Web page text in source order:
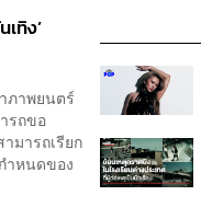
ทิง’
ภาพยนตร์
รถขอ
มารถเรียก
ำหนดของ